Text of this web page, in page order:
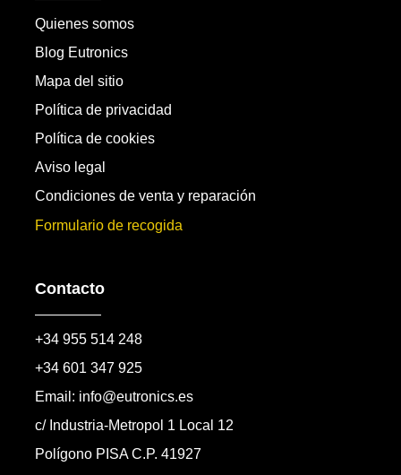
Quienes somos
Blog Eutronics
Mapa del sitio
Política de privacidad
Política de cookies
Aviso legal
Condiciones de venta y reparación
Formulario de recogida
Contacto
+34 955 514 248
+34 601 347 925
Email: info@eutronics.es
c/ Industria-Metropol 1 Local 12
Polígono PISA C.P. 41927